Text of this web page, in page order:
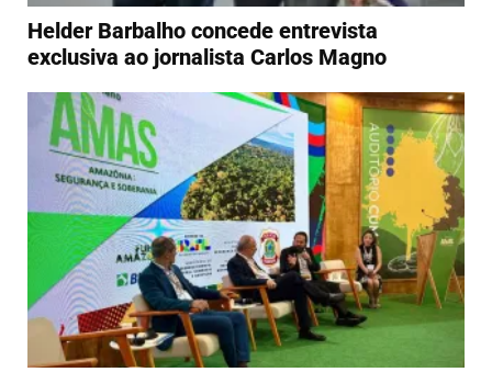
Helder Barbalho concede entrevista
exclusiva ao jornalista Carlos Magno